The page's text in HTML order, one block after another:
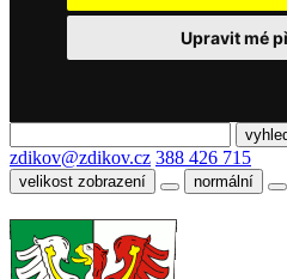
Upravit mé
zdikov@zdikov.cz 388 426 715
velikost zobrazení normální